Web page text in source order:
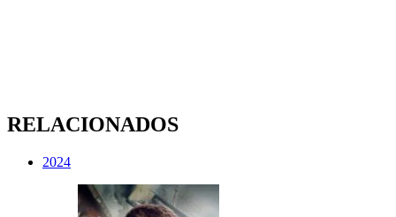
RELACIONADOS
2024